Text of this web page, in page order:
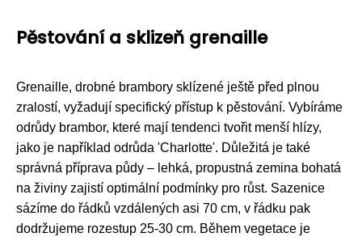
Pěstování a sklizeň grenaille
Grenaille, drobné brambory sklízené ještě před plnou
zralostí, vyžadují specifický přístup k pěstování. Vybíráme
odrůdy brambor, které mají tendenci tvořit menší hlízy,
jako je například odrůda 'Charlotte'. Důležitá je také
správná příprava půdy – lehká, propustná zemina bohatá
na živiny zajistí optimální podmínky pro růst. Sazenice
sázíme do řádků vzdálených asi 70 cm, v řádku pak
dodržujeme rozestup 25-30 cm. Během vegetace je